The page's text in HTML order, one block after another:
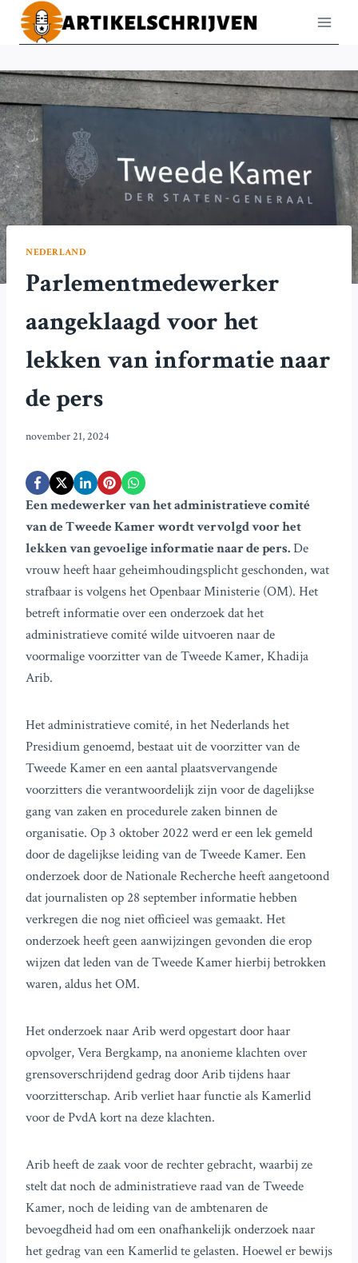
Doorgaan
naar
NEDERLAND
Parlementmedewerker
aangeklaagd voor het
lekken van informatie naar
de pers
november 21, 2024
Een medewerker van het administratieve comité
van de Tweede Kamer wordt vervolgd voor het
lekken van gevoelige informatie naar de pers.De
vrouw heeft haar geheimhoudingsplicht geschonden, wat
strafbaar is volgens het Openbaar Ministerie (OM). Het
betreft informatie over een onderzoek dat het
administratieve comité wilde uitvoeren naar de
voormalige voorzitter van de Tweede Kamer, Khadija
Arib.
Het administratieve comité, in het Nederlands het
Presidium genoemd, bestaat uit de voorzitter van de
Tweede Kamer en een aantal plaatsvervangende
voorzitters die verantwoordelijk zijn voor de dagelijkse
gang van zaken en procedurele zaken binnen de
organisatie. Op 3 oktober 2022 werd er een lek gemeld
door de dagelijkse leiding van de Tweede Kamer. Een
onderzoek door de Nationale Recherche heeft aangetoond
dat journalisten op 28 september informatie hebben
verkregen die nog niet officieel was gemaakt. Het
onderzoek heeft geen aanwijzingen gevonden die erop
wijzen dat leden van de Tweede Kamer hierbij betrokken
waren, aldus het OM.
Het onderzoek naar Arib werd opgestart door haar
opvolger, Vera Bergkamp, na anonieme klachten over
grensoverschrijdend gedrag door Arib tijdens haar
voorzitterschap. Arib verliet haar functie als Kamerlid
voor de PvdA kort na deze klachten.
Arib heeft de zaak voor de rechter gebracht, waarbij ze
stelt dat noch de administratieve raad van de Tweede
Kamer, noch de leiding van de ambtenaren de
bevoegdheid had om een onafhankelijk onderzoek naar
het gedrag van een Kamerlid te gelasten. Hoewel er bewijs